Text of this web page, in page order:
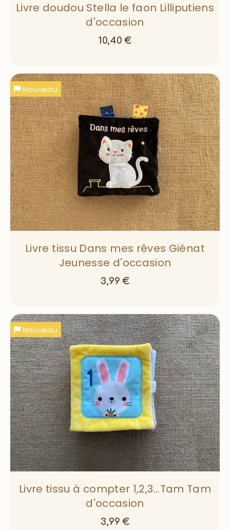
Livre doudou Stella le faon Lilliputiens
d'occasion
10,40 €
Nouveau
Livre tissu Dans mes rêves Giénat
Jeunesse d'occasion
3,99 €
Nouveau
Livre tissu à compter 1,2,3...Tam Tam
d'occasion
3,99 €